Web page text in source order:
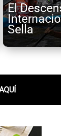
El
Sella